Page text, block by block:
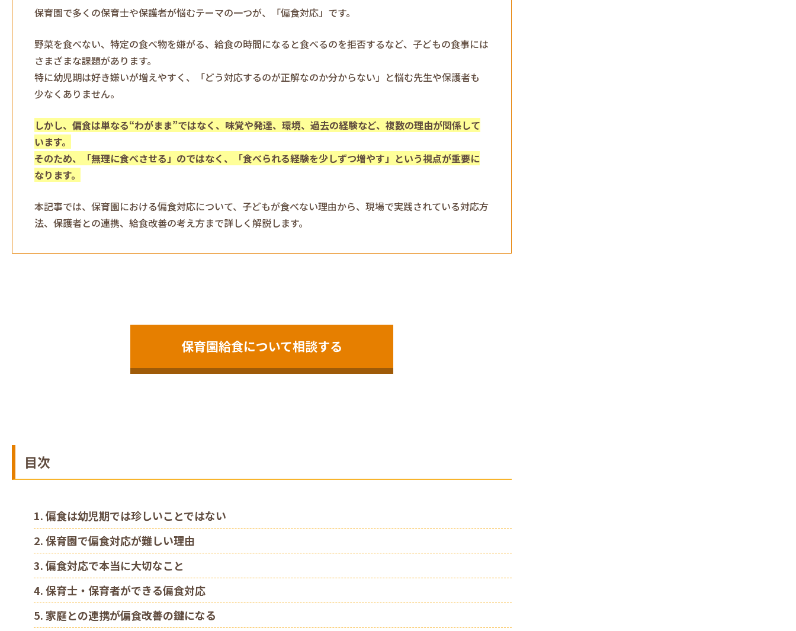
保育園で多くの保育士や保護者が悩むテーマの一つが、「偏食対応」です。
野菜を食べない、特定の食べ物を嫌がる、給食の時間になると食べるのを拒否するなど、子どもの食事には
さまざまな課題があります。
特に幼児期は好き嫌いが増えやすく、「どう対応するのが正解なのか分からない」と悩む先生や保護者も
少なくありません。
しかし、偏食は単なる“わがまま”ではなく、味覚や発達、環境、過去の経験など、複数の理由が関係して
います。
そのため、「無理に食べさせる」のではなく、「食べられる経験を少しずつ増やす」という視点が重要に
なります。
本記事では、保育園における偏食対応について、子どもが食べない理由から、現場で実践されている対応方
法、保護者との連携、給食改善の考え方まで詳しく解説します。
保育園給食について相談する
目次
1. 偏食は幼児期では珍しいことではない
2. 保育園で偏食対応が難しい理由
3. 偏食対応で本当に大切なこと
4. 保育士・保育者ができる偏食対応
5. 家庭との連携が偏食改善の鍵になる